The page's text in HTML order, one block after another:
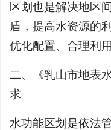
区划也是解决地区
盾，提高水资源的
优化配置、合理利
二、《乳山市地表
求
水功能区划是依法